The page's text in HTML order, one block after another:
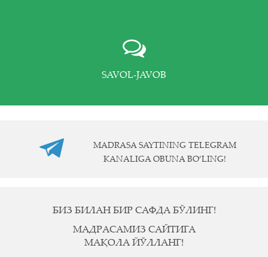
SAVOL-JAVOB
MADRASA SAYTINING TELEGRAM
KANALIGA OBUNA BO‘LING!
БИЗ БИЛАН БИР САФДА БЎЛИНГ!
МАДРАСАМИЗ САЙТИГА
МАҚОЛА ЙЎЛЛАНГ!